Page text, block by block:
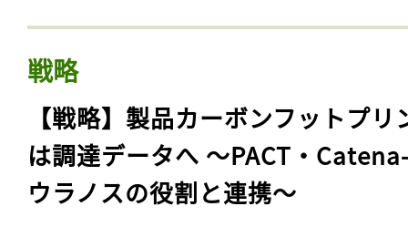
戦略
【戦略】製品カーボンフットプリ
は調達データへ 〜PACT・
ウラノスの役割と連携〜